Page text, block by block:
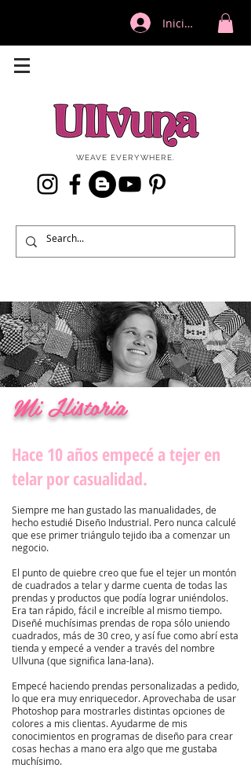
Iniciar sesión
WEAVE EVERYWHERE.
Mi Historia
Hace 10 años empecé a tejer en
telar por casualidad.
Siempre me han gustado las manualidades, de
hecho estudié Diseño Industrial. Pero nunca calculé
que ese primer triángulo tejido iba a comenzar un
negocio.
El punto de quiebre creo que fue el tejer un montón
de cuadrados a telar y darme cuenta de todas las
prendas y productos que podía lograr uniéndolos.
Era tan rápido, fácil e increíble al mismo tiempo.
Diseñé muchísimas prendas de ropa sólo uniendo
cuadrados, más de 30 creo, y así fue como abrí esta
tienda y empecé a vender a través del nombre
Ullvuna (que significa lana-lana).
Empecé haciendo prendas personalizadas a pedido,
lo que era muy enriquecedor. Aprovechaba de usar
Photoshop para mostrarles distintas opciones de
colores a mis clientas. Ayudarme de mis
conocimientos en programas de diseño para crear
cosas hechas a mano era algo que me gustaba
muchísimo.